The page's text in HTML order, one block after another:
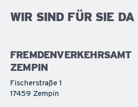
WIR SIND FÜR SIE DA
FREMDENVERKEHRSAMT
ZEMPIN
Fischerstraße 1
17459 Zempin